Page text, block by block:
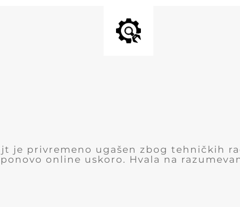
je privremeno ugašen zbog tehničkih
ponovo online uskoro. Hvala na